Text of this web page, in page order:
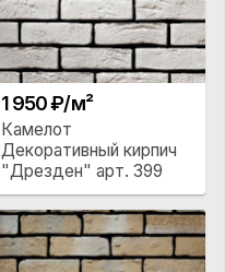
1 950 ₽/м²
Камелот
Декоративный кирпич
"Дрезден" арт. 399